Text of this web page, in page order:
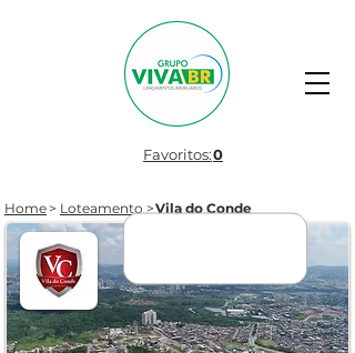
Favoritos:0
Home > Loteamento >Vila do Conde